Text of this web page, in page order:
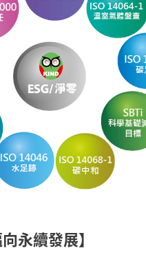
永續發展】